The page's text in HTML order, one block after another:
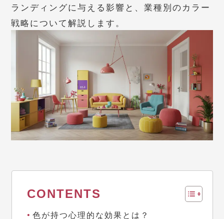
ランディングに与える影響と、業種別のカラー
戦略について解説します。
CONTENTS
色が持つ心理的な効果とは？